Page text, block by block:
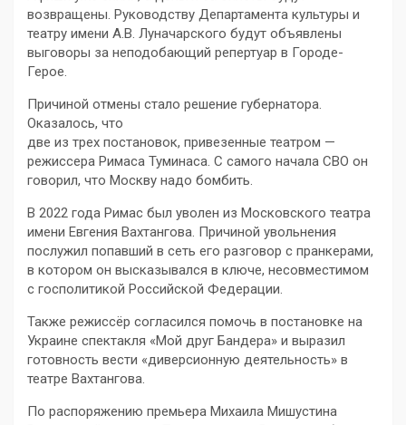
возвращены. Руководству Департамента культуры и
театру имени А.В. Луначарского будут объявлены
выговоры за неподобающий репертуар в Городе-
Герое.
Причиной отмены стало решение губернатора.
Оказалось, что
две из трех постановок, привезенные театром —
режиссера Римаса Туминаса. С самого начала СВО он
говорил, что Москву надо бомбить.
В 2022 года Римас был уволен из Московского театра
имени Евгения Вахтангова. Причиной увольнения
послужил попавший в сеть его разговор с пранкерами,
в котором он высказывался в ключе, несовместимом
с госполитикой Российской Федерации.
Также режиссёр согласился помочь в постановке на
Украине спектакля «Мой друг Бандера» и выразил
готовность вести «диверсионную деятельность» в
театре Вахтангова.
По распоряжению премьера Михаила Мишустина